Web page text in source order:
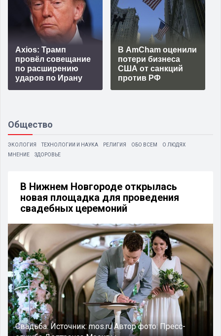
Axios: Трамп
провёл совещание
по расширению
ударов по Ирану
В AmCham оценили
потери бизнеса
США от санкций
против РФ
Общество
ЭКОЛОГИЯ ТЕХНОЛОГИИ И НАУКА РЕЛИГИЯ ОБО ВСЕМ
О ЛЮДЯХ
МНЕНИЕ
ЗДОРОВЬЕ
В Нижнем Новгороде открылась
новая площадка для проведения
свадебных церемоний
Свадьба. Источник:mos.ruАвтор фото:Пресс-